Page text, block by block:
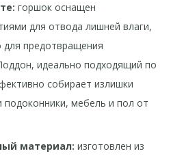
горшок оснащен
для отвода лишней влаги,
предотвращения
идеально подходящий по
собирает излишки
мебель и пол от
материал: изготовлен из